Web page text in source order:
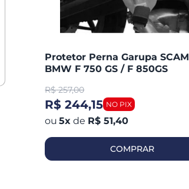
Protetor Perna Garupa SCAM
BMW F 750 GS / F 850GS
R$ 257,00
R$ 244,15
5x de R$ 51,40
COMPRAR